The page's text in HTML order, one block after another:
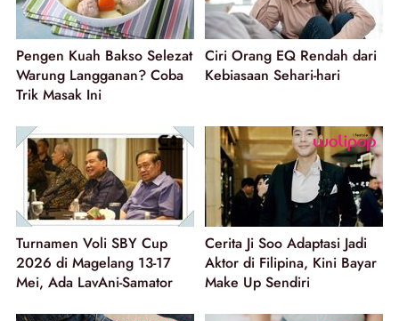
Pengen Kuah Bakso Selezat
Warung Langganan? Coba
Trik Masak Ini
Ciri Orang EQ Rendah dari
Kebiasaan Sehari-hari
Turnamen Voli SBY Cup
2026 di Magelang 13-17
Mei, Ada LavAni-Samator
Cerita Ji Soo Adaptasi Jadi
Aktor di Filipina, Kini Bayar
Make Up Sendiri